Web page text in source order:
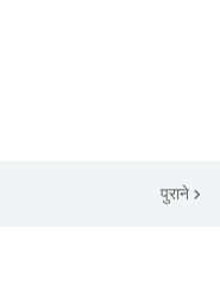
पुराने